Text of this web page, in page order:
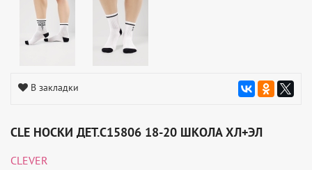
В закладки
CLE НОСКИ ДЕТ.С15806 18-20 ШКОЛА ХЛ+ЭЛ
CLEVER